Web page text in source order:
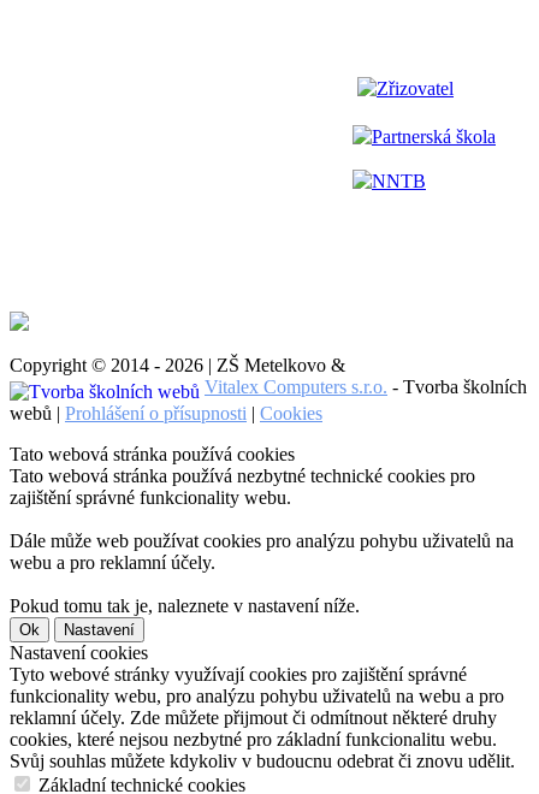
Zřizovatel
Partnerská škola
NNTB
Copyright © 2014 - 2026 | ZŠ Metelkovo &
Vitalex Computers s.r.o. - Tvorba školních
webů | Prohlášení o přísupnosti | Cookies
Tato webová stránka používá cookies
Tato webová stránka používá nezbytné technické cookies pro
zajištění správné funkcionality webu.
Dále může web používat cookies pro analýzu pohybu uživatelů na
webu a pro reklamní účely.
Pokud tomu tak je, naleznete v nastavení níže.
Ok Nastavení
Nastavení cookies
Tyto webové stránky využívají cookies pro zajištění správné
funkcionality webu, pro analýzu pohybu uživatelů na webu a pro
reklamní účely. Zde můžete přijmout či odmítnout některé druhy
cookies, které nejsou nezbytné pro základní funkcionalitu webu.
Svůj souhlas můžete kdykoliv v budoucnu odebrat či znovu udělit.
Základní technické cookies